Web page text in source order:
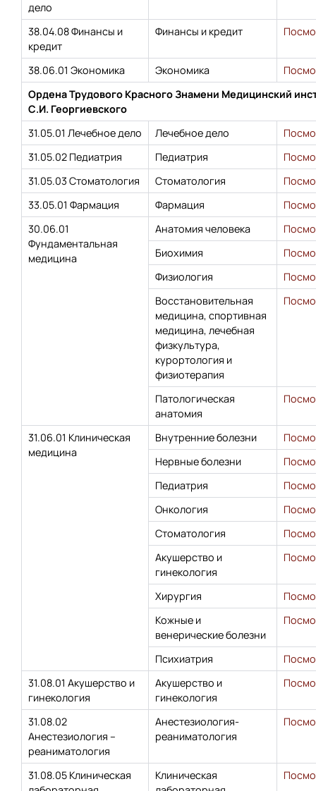
дело
38.04.08 Финансы и
кредит
Финансы и кредит
38.06.01 Экономика Экономика
Ордена Трудового Красного Знамени Медицинский
С.И. Георгиевского
31.05.01 Лечебное дело
Лечебное дело
31.05.02 Педиатрия
Педиатрия
31.05.03 Стоматология
Стоматология
33.05.01 Фармация
Фармация
30.06.01
Фундаментальная
медицина
Анатомия человека
Биохимия
Физиология
Восстановительная
медицина, спортивная
медицина, лечебная
физкультура,
курортология и
физиотерапия
Патологическая
анатомия
31.06.01 Клиническая
медицина
Внутренние болезни
Нервные болезни
Педиатрия
Онкология
Стоматология
Акушерство и
гинекология
Хирургия
Кожные и
венерические болезни
Психиатрия
31.08.01 Акушерство и
гинекология
Акушерство и
гинекология
31.08.02
Анестезиология –
реаниматология
Анестезиология-
реаниматология
31.08.05 Клиническая
Клиническая